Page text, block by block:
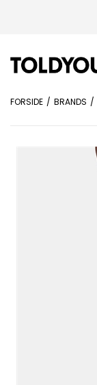
FORSIDE BRANDS